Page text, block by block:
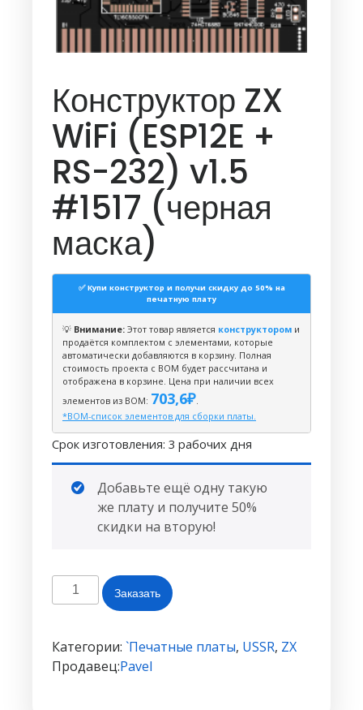
Конструктор ZX
WiFi (ESP12E +
RS-232) v1.5
#1517 (черная
маска)
✅ Купи конструктор и получи скидку до 50% на
печатную плату
💡 Внимание: Этот товар является конструктором и
продаётся комплектом с элементами, которые
автоматически добавляются в корзину. Полная
стоимость проекта с BOM будет рассчитана и
отображена в корзине. Цена при наличии всех
элементов из ВОМ: 703,6₽
*BOM-список элементов для сборки платы.
Срок изготовления: 3 рабочих дня
Добавьте ещё одну такую
же плату и получите 50%
скидки на вторую!
Количество
товара
ZX
WiFi
Заказать
Категории: `Печатные платы, USSR, ZX
Продавец:Pavel